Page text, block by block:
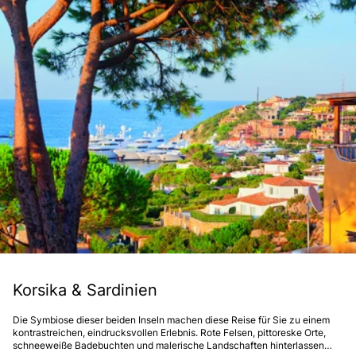
Korsika & Sardinien
Die Symbiose dieser beiden Inseln machen diese Reise für Sie zu einem
kontrastreichen, eindrucksvollen Erlebnis. Rote Felsen, pittoreske Orte,
schneeweiße Badebuchten und malerische Landschaften hinterlassen